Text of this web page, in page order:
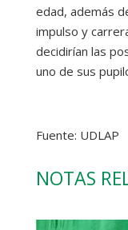
edad, además
impulso y
decidirían las
uno de sus
Fuente: UDLAP
NOTAS